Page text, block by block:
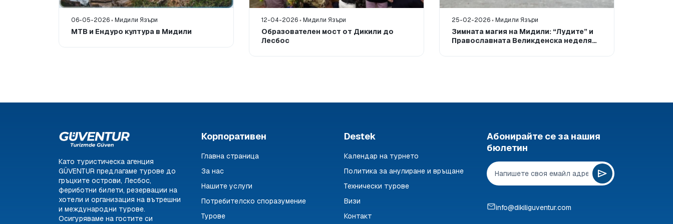
06-05-2026 Мидили Язъри
MTB и Ендуро култура в Мидили
12-04-2026 Мидили Язъри
Образователен мост от Дикили до
Лесбос
25-02-2026 Мидили Язъри
Зимната магия на Мидили: “Лудите” и
Православната Великденска неделя
Като туристическа агенция
GÜVENTUR предлагаме турове до
гръцките острови, Лесбос,
фериботни билети, резервации на
хотели и организация на вътрешни
и международни турове.
Осигуряваме на гостите си
Корпоративен
Главна страница
За нас
Нашите услуги
Потребителско споразумение
Турове
Destek
Календар на турнето
Политика за анулиране и връщане
Технически турове
Визи
Контакт
Абонирайте се за нашия
бюлетин
info@dikiliguventur.com